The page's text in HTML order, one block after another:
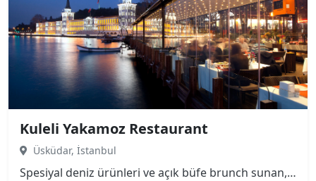
Kuleli Yakamoz Restaurant
Üsküdar, İstanbul
Spesiyal deniz ürünleri ve açık büfe brunch sunan, terası ve Boğaz manzarası olan sessiz, ferah mekan. Asırlık çınar ağaçlarının altında boğazın manzarasını panaromik çevreleyen, bir yanı Kuleli Askeri Lisesi diğer yanı Boğaz Köprüsünü gören çok özel konuma sahip restaurantımız kendini özel hissetmek isteyenler için ayrıcalıklı bir mekan.